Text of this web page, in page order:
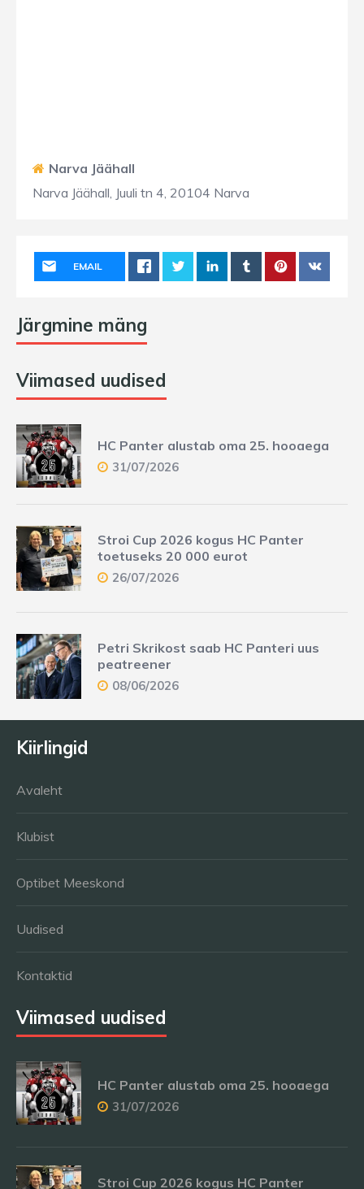
Narva Jäähall
Narva Jäähall, Juuli tn 4, 20104 Narva
EMAIL
Järgmine mäng
Viimased uudised
HC Panter alustab oma 25. hooaega
31/07/2026
Stroi Cup 2026 kogus HC Panter
toetuseks 20 000 eurot
26/07/2026
Petri Skrikost saab HC Panteri uus
peatreener
08/06/2026
Kiirlingid
Avaleht
Klubist
Optibet Meeskond
Uudised
Kontaktid
Viimased uudised
HC Panter alustab oma 25. hooaega
31/07/2026
Stroi Cup 2026 kogus HC Panter